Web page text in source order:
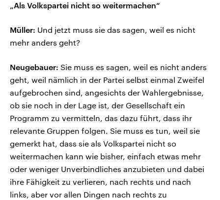
„Als Volkspartei nicht so weitermachen“
Müller: Und jetzt muss sie das sagen, weil es nicht
mehr anders geht?
Neugebauer: Sie muss es sagen, weil es nicht anders
geht, weil nämlich in der Partei selbst einmal Zweifel
aufgebrochen sind, angesichts der Wahlergebnisse,
ob sie noch in der Lage ist, der Gesellschaft ein
Programm zu vermitteln, das dazu führt, dass ihr
relevante Gruppen folgen. Sie muss es tun, weil sie
gemerkt hat, dass sie als Volkspartei nicht so
weitermachen kann wie bisher, einfach etwas mehr
oder weniger Unverbindliches anzubieten und dabei
ihre Fähigkeit zu verlieren, nach rechts und nach
links, aber vor allen Dingen nach rechts zu